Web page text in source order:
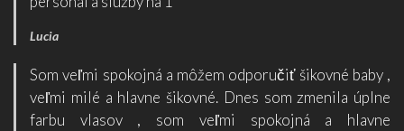
Lucia
Som veľmi spokojná a môžem odporučiť šikovné baby ,
veľmi milé a hlavne šikovné. Dnes som zmenila úplne
farbu vlasov , som veľmi spokojná a hlavne